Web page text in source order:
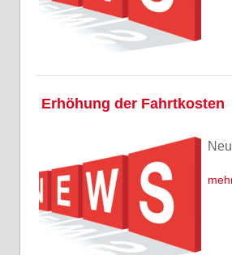
Erhöhung der Fahrtkosten